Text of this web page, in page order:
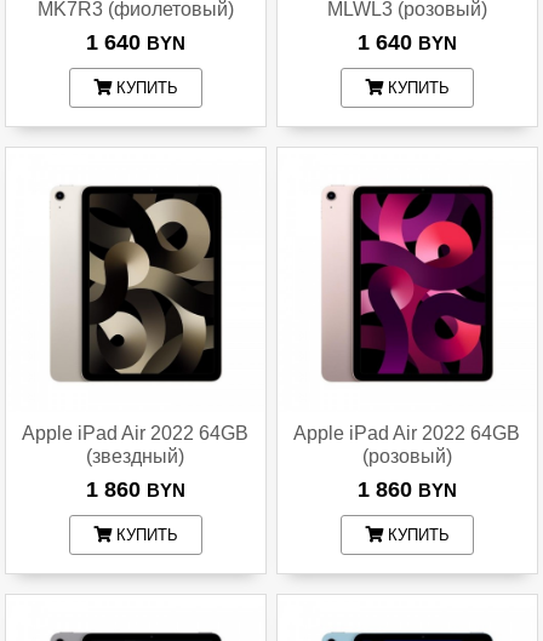
MK7R3 (фиолетовый)
1 640 BYN
КУПИТЬ
MLWL3 (розовый)
1 640 BYN
КУПИТЬ
Apple iPad Air 2022 64GB
(звездный)
1 860 BYN
КУПИТЬ
Apple iPad Air 2022 64GB
(розовый)
1 860 BYN
КУПИТЬ